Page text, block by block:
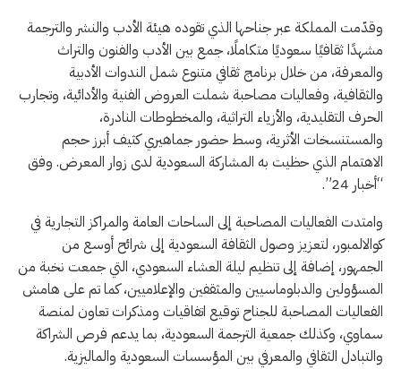
وقدّمت المملكة عبر جناحها الذي تقوده هيئة الأدب والنشر والترجمة
مشهدًا ثقافيًا سعوديًا متكاملًا، جمع بين الأدب والفنون والتراث
والمعرفة، من خلال برنامج ثقافي متنوع شمل الندوات الأدبية
والثقافية، وفعاليات مصاحبة شملت العروض الفنية والأدائية، وتجارب
الحرف التقليدية، والأزياء التراثية، والمخطوطات النادرة،
والمستنسخات الأثرية، وسط حضور جماهيري كثيف أبرز حجم
الاهتمام الذي حظيت به المشاركة السعودية لدى زوار المعرض. وفق
“أخبار 24”.
وامتدت الفعاليات المصاحبة إلى الساحات العامة والمراكز التجارية في
كوالالمبور، لتعزيز وصول الثقافة السعودية إلى شرائح أوسع من
الجمهور، إضافة إلى تنظيم ليلة العشاء السعودي، التي جمعت نخبة من
المسؤولين والدبلوماسيين والمثقفين والإعلاميين، كما تم على هامش
الفعاليات المصاحبة للجناح توقيع اتفاقيات ومذكرات تعاون لمنصة
سماوي، وكذلك جمعية الترجمة السعودية، بما يدعم فرص الشراكة
والتبادل الثقافي والمعرفي بين المؤسسات السعودية والماليزية.